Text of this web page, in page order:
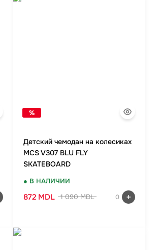
%
Детский чемодан на колесиках
MCS V307 BLU FLY
SKATEBOARD
● В НАЛИЧИИ
872 MDL 1 090 MDL 0